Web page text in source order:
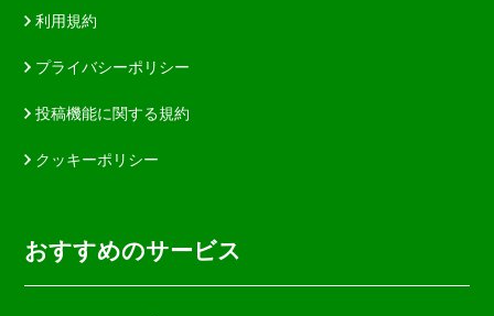
利用規約
プライバシーポリシー
投稿機能に関する規約
クッキーポリシー
おすすめのサービス